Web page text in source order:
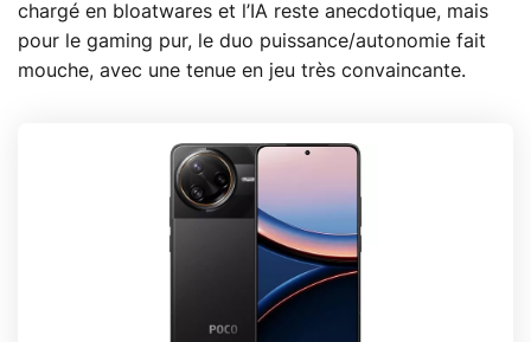
chargé en bloatwares et l’IA reste anecdotique, mais
pour le gaming pur, le duo puissance/autonomie fait
mouche, avec une tenue en jeu très convaincante.